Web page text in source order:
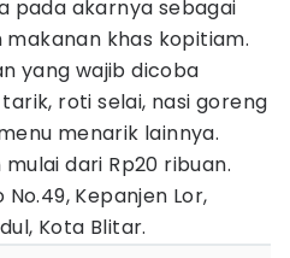
pada akarnya sebagai
khas kopitiam.
yang wajib dicoba
roti selai, nasi goreng
menarik lainnya.
dari Rp20 ribuan.
Kepanjen Lor,
Kota Blitar.